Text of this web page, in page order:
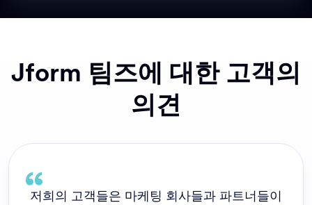
Jform 팀즈에 대한 고객의
의견